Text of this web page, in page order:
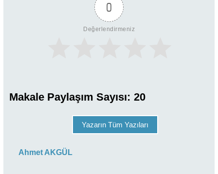
0
Değerlendirmeniz
Makale Paylaşım Sayısı: 20
Yazarın Tüm Yazıları
Ahmet AKGÜL